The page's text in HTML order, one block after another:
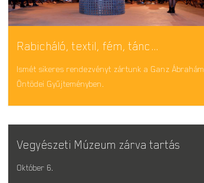
Rabicháló, textil, fém, tánc…
Ismét sikeres rendezvényt zártunk a Ganz Ábrahám
Öntödei Gyűjteményben.
Vegyészeti Múzeum zárva tartás
Október 6.